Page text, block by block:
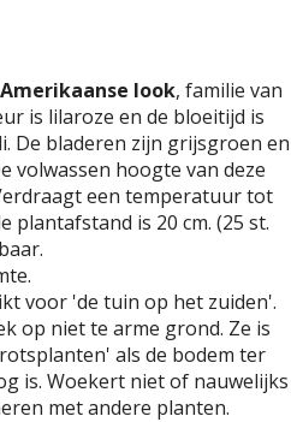
Amerikaanse look, familie van
is lilaroze en de bloeitijd is
De bladeren zijn grijsgroen en
volwassen hoogte van deze
een temperatuur tot
plantafstand is 20 cm. (25 st.
voor 'de tuin op het zuiden'.
op niet te arme grond. Ze is
als de bodem ter
is. Woekert niet of nauwelijks
met andere planten.